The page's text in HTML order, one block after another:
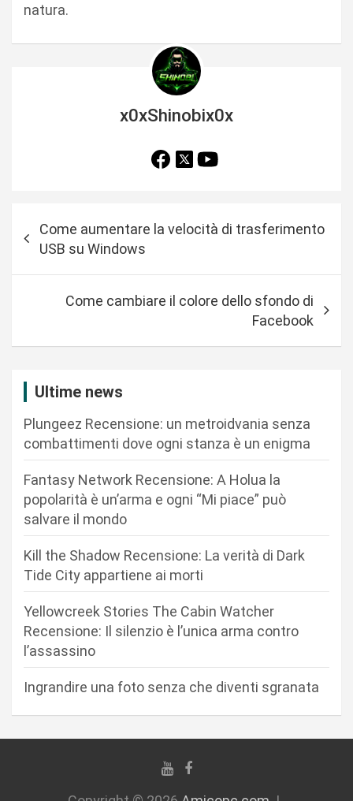
natura.
x0xShinobix0x
a
Come aumentare la velocità di trasferimento
USB su Windows
Come cambiare il colore dello sfondo di
Facebook
Ultime news
Plungeez Recensione: un metroidvania senza
combattimenti dove ogni stanza è un enigma
Fantasy Network Recensione: A Holua la
popolarità è un’arma e ogni “Mi piace” può
salvare il mondo
Kill the Shadow Recensione: La verità di Dark
Tide City appartiene ai morti
Yellowcreek Stories The Cabin Watcher
Recensione: Il silenzio è l’unica arma contro
l’assassino
Ingrandire una foto senza che diventi sgranata